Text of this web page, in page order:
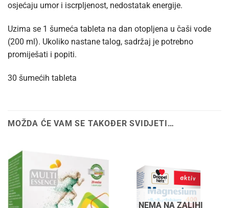
osjećaju umor i iscrpljenost, nedostatak energije.
Uzima se 1 šumeća tableta na dan otopljena u čaši vode
(200 ml). Ukoliko nastane talog, sadržaj je potrebno
promiješati i popiti.
30 šumećih tableta
MOŽDA ĆE VAM SE TAKOĐER SVIDJETI…
NEMA NA ZALIHI